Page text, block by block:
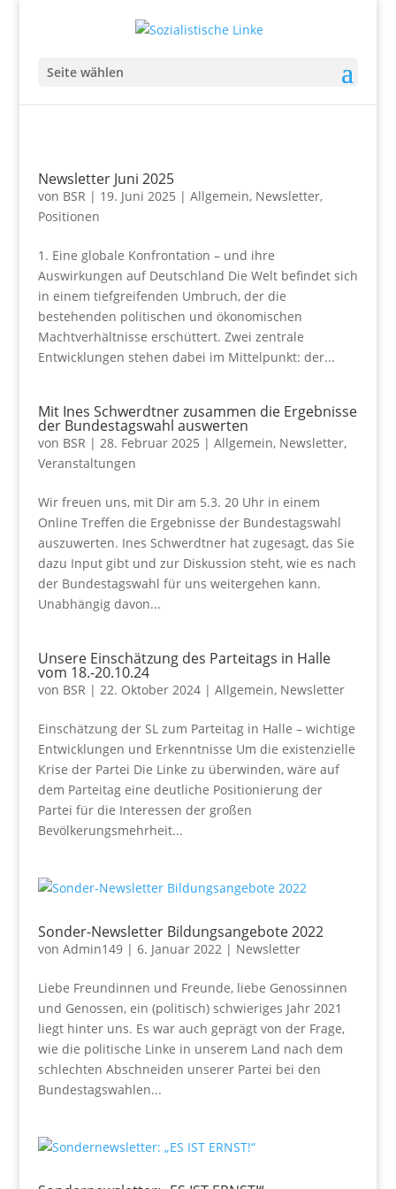
Seite wählen
Newsletter Juni 2025
von BSR | 19. Juni 2025 | Allgemein, Newsletter,
Positionen
1. Eine globale Konfrontation – und ihre
Auswirkungen auf Deutschland Die Welt befindet sich
in einem tiefgreifenden Umbruch, der die
bestehenden politischen und ökonomischen
Machtverhältnisse erschüttert. Zwei zentrale
Entwicklungen stehen dabei im Mittelpunkt: der...
Mit Ines Schwerdtner zusammen die Ergebnisse
der Bundestagswahl auswerten
von BSR | 28. Februar 2025 | Allgemein, Newsletter,
Veranstaltungen
Wir freuen uns, mit Dir am 5.3. 20 Uhr in einem
Online Treffen die Ergebnisse der Bundestagswahl
auszuwerten. Ines Schwerdtner hat zugesagt, das Sie
dazu Input gibt und zur Diskussion steht, wie es nach
der Bundestagswahl für uns weitergehen kann.
Unabhängig davon...
Unsere Einschätzung des Parteitags in Halle
vom 18.-20.10.24
von BSR | 22. Oktober 2024| Allgemein, Newsletter
Einschätzung der SL zum Parteitag in Halle – wichtige
Entwicklungen und Erkenntnisse Um die existenzielle
Krise der Partei Die Linke zu überwinden, wäre auf
dem Parteitag eine deutliche Positionierung der
Partei für die Interessen der großen
Bevölkerungsmehrheit...
Sonder-Newsletter Bildungsangebote 2022
von Admin149| 6. Januar 2022| Newsletter
Liebe Freundinnen und Freunde, liebe Genossinnen
und Genossen, ein (politisch) schwieriges Jahr 2021
liegt hinter uns. Es war auch geprägt von der Frage,
wie die politische Linke in unserem Land nach dem
schlechten Abschneiden unserer Partei bei den
Bundestagswahlen...